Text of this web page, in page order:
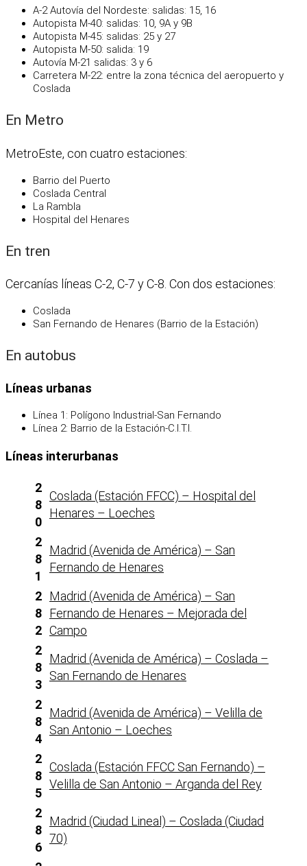
A-2 Autovía del Nordeste: salidas: 15, 16
Autopista M-40: salidas: 10, 9A y 9B
Autopista M-45: salidas: 25 y 27
Autopista M-50: salida: 19
Autovía M-21 salidas: 3 y 6
Carretera M-22: entre la zona técnica del aeropuerto y
Coslada
En Metro
MetroEste, con cuatro estaciones:
Barrio del Puerto
Coslada Central
La Rambla
Hospital del Henares
En tren
Cercanías líneas C-2, C-7 y C-8. Con dos estaciones:
Coslada
San Fernando de Henares (Barrio de la Estación)
En autobus
Líneas urbanas
Línea 1: Polígono Industrial-San Fernando
Línea 2: Barrio de la Estación-C.I.T.I.
Líneas interurbanas
2
8
0
Coslada (Estación FFCC) – Hospital del
Henares – Loeches
2
8
1
Madrid (Avenida de América) – San
Fernando de Henares
2
8
2
Madrid (Avenida de América) – San
Fernando de Henares – Mejorada del
Campo
2
8
3
Madrid (Avenida de América) – Coslada –
San Fernando de Henares
2
8
4
Madrid (Avenida de América) – Velilla de
San Antonio – Loeches
2
8
5
Coslada (Estación FFCC San Fernando) –
Velilla de San Antonio – Arganda del Rey
2
8
6
Madrid (Ciudad Lineal) – Coslada (Ciudad
70)